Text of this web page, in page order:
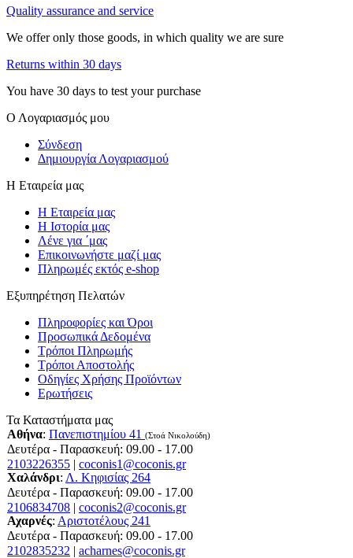
Quality assurance and service
We offer only those goods, in which quality we are sure
Returns within 30 days
You have 30 days to test your purchase
Ο Λογαριασμός μου
Σύνδεση
Δημιουργία Λογαριασμού
Η Εταιρεία μας
Η Εταιρεία μας
Η Ιστορία μας
Λένε για ΄μας
Επικοινωνήστε μαζί μας
Πληρωμές εκτός e-shop
Εξυπηρέτηση Πελατών
Πληροφορίες και Όροι
Προσωπικά Δεδομένα
Τρόποι Πληρωμής
Τρόποι Αποστολής
Οδηγίες Χρήσης Προϊόντων
Ερωτήσεις
Τα Καταστήματα μας
Αθήνα: Πανεπιστημίου 41 (Στοά Νικολούδη)
Δευτέρα - Παρασκευή: 09.00 - 17.00
2103226355 | coconis1@coconis.gr
Χαλάνδρι: Λ. Κηφισίας 264
Δευτέρα - Παρασκευή: 09.00 - 17.00
2106834708 | coconis2@coconis.gr
Αχαρνές: Αριστοτέλους 241
Δευτέρα - Παρασκευή: 09.00 - 17.00
2102835232 | acharnes@coconis.gr